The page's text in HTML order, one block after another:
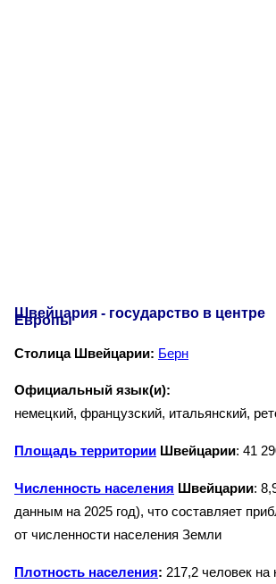
Швейцария - государство в центре
Европы
Столица Швейцарии: Берн
Официальный язык(и):
немецкий, французский, итальянский,
Площадь территории Швейцарии: 41
Численность населения Швейцарии:
данным на 2025 год), что составляет
от численности населения Земли
Плотность населения: 217,2 человек на